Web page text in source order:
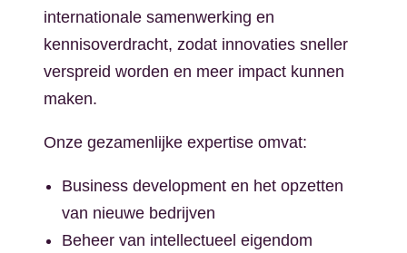
internationale samenwerking en
kennisoverdracht, zodat innovaties sneller
verspreid worden en meer impact kunnen
maken.
Onze gezamenlijke expertise omvat:
Business development en het opzetten
van nieuwe bedrijven
Beheer van intellectueel eigendom